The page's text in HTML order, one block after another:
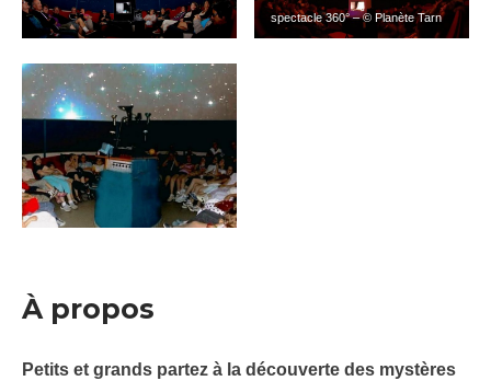
spectacle 360° – © Planète Tarn
À propos
Petits et grands partez à la découverte des mystères